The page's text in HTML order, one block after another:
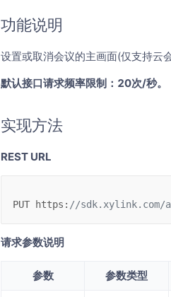
功能说明
设置或取消会议的主画面(仅支持云
默认接口请求频率限制：20次/秒。
实现方法
REST URL
PUT https : //sdk.xylink.com/
请求参数说明
参数 参数类型